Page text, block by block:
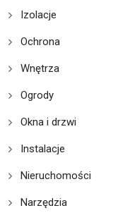
Izolacje
Ochrona
Wnętrza
Ogrody
Okna i drzwi
Instalacje
Nieruchomości
Narzędzia